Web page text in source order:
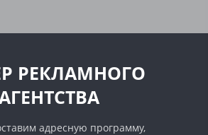
РЕКЛАМНОГО
адресную программу,